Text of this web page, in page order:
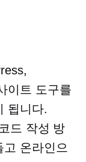
이트 도구를
됩니다.
드 작성 방
온라인으